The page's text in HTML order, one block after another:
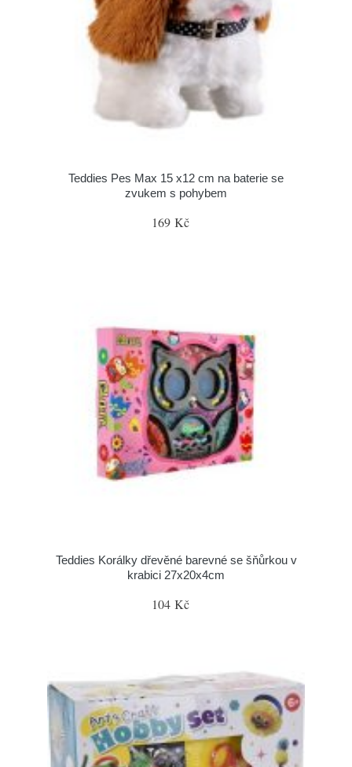
Teddies Pes Max 15 x12 cm na baterie se
zvukem s pohybem
169 Kč
Teddies Korálky dřevěné barevné se šňůrkou v
krabici 27x20x4cm
104 Kč